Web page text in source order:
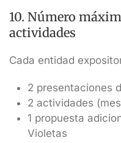
10. Número
actividades
Cada entidad
2 presentaciones
2 actividades
1 propuesta
Violetas